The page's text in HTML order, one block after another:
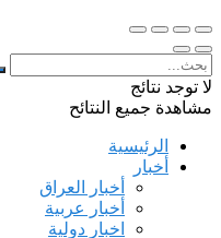
لا توجد نتائج
مشاهدة جميع النتائح
الرئيسية
أخبار
أخبار العراق
أخبار عربية
اخبار دولية